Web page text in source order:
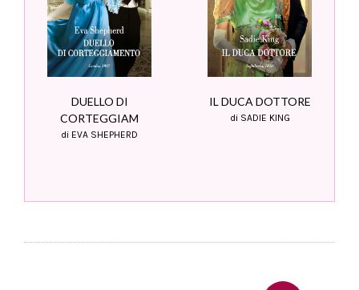
DUELLO DI
CORTEGGIAM
di EVA SHEPHERD
IL DUCA DOTTORE
di SADIE KING
Next